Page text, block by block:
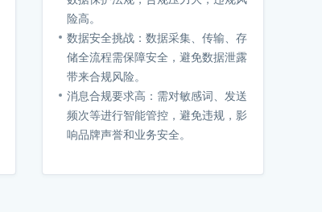
险高。
数据安全挑战：数据采集、传输、存
储全流程需保障安全，避免数据泄露
带来合规风险。
消息合规要求高：需对敏感词、发送
频次等进行智能管控，避免违规，影
响品牌声誉和业务安全。